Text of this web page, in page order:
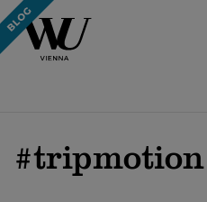
#tripmotion